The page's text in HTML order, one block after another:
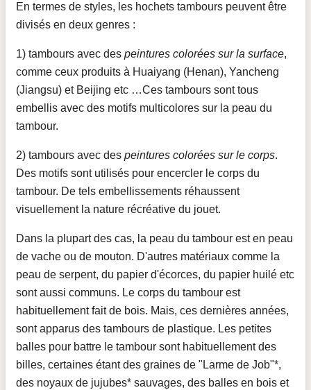
En termes de styles, les hochets tambours peuvent être
divisés en deux genres :
1) tambours avec des peintures colorées sur la surface,
comme ceux produits à Huaiyang (Henan), Yancheng
(Jiangsu) et Beijing etc …Ces tambours sont tous
embellis avec des motifs multicolores sur la peau du
tambour.
2) tambours avec des peintures colorées sur le corps.
Des motifs sont utilisés pour encercler le corps du
tambour. De tels embellissements réhaussent
visuellement la nature récréative du jouet.
Dans la plupart des cas, la peau du tambour est en peau
de vache ou de mouton. D'autres matériaux comme la
peau de serpent, du papier d'écorces, du papier huilé etc
sont aussi communs. Le corps du tambour est
habituellement fait de bois. Mais, ces dernières années,
sont apparus des tambours de plastique. Les petites
balles pour battre le tambour sont habituellement des
billes, certaines étant des graines de "Larme de Job"*,
des noyaux de jujubes* sauvages, des balles en bois et